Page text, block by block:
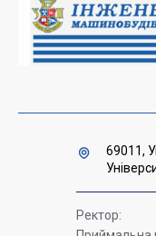
Міністерство освіти і
Урядова "гаряча
69011,
Ректор: